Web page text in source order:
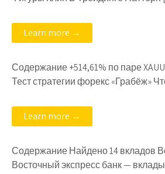
Learn more →
Содержание +514,61% по паре
Тест стратегии форекс «Грабёж»
Learn more →
Содержание Найдено 14 вкладов
Восточный экспресс банк —